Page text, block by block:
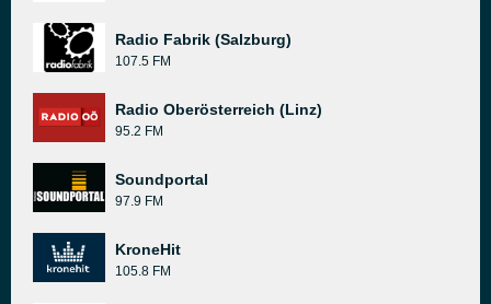
Radio Fabrik (Salzburg)
107.5 FM
Radio Oberösterreich (Linz)
95.2 FM
Soundportal
97.9 FM
KroneHit
105.8 FM